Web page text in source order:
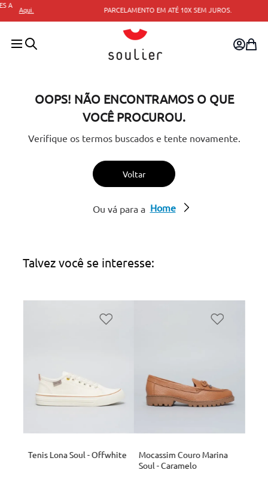
PARCELAMENTO EM ATÉ 10X SEM JUROS.
OOPS! NÃO ENCONTRAMOS O QUE
VOCÊ PROCUROU.
Verifique os termos buscados e tente novamente.
Voltar
Ou vá para a Home
Talvez você se interesse:
Tenis Lona Soul - Offwhite
Mocassim Couro Marina
Soul - Caramelo